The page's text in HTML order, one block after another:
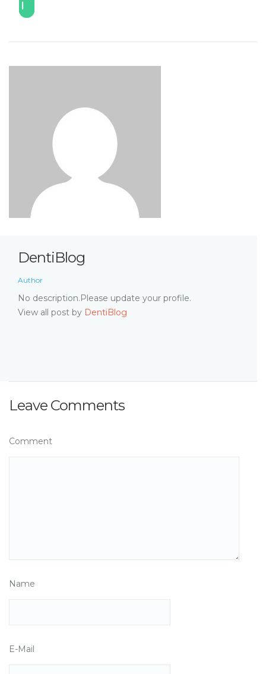
DentiBlog
Author
No description.Please update your profile.
View all post by DentiBlog
Leave Comments
Comment
Name
E-Mail